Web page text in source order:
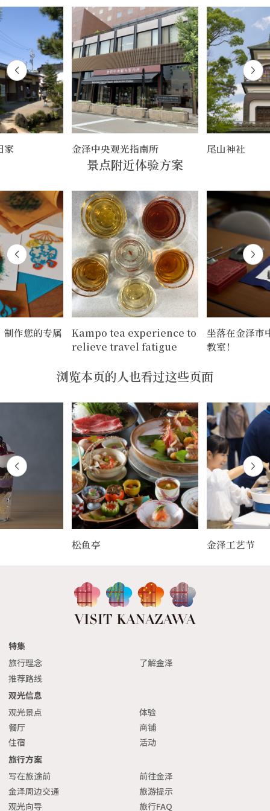
家 金泽中央观光指南所 尾山神社
景点附近体验方案
制作您的专属
Kampo tea experience to
relieve travel fatigue
坐落在金泽市
教室！
浏览本页的人也看过这些页面
松鱼亭 金泽工艺节
特集
旅行理念
了解金泽
推荐路线
观光信息
观光景点
体验
餐厅
商铺
住宿
活动
旅行方案
写在旅途前
前往金泽
金泽周边交通
旅游提示
观光向导
旅行FAQ